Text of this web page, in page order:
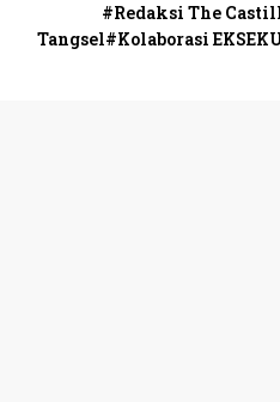
#Redaksi The
Tangsel#Kolaborasi